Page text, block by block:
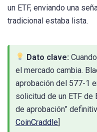
un ETF, enviando una
tradicional estaba lista.
Dato clave:
el mercado cambia.
aprobación del 577-1
solicitud de un ETF de
de aprobación”
CoinCraddle]